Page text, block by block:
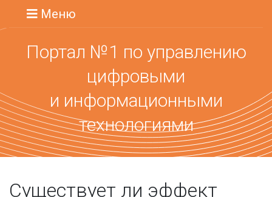
Меню
Портал №1 по управлению
цифровыми
и информационными
технологиями
Существует ли эффект